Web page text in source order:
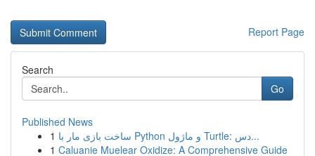
Report Page
Search
Go
Published News
1
ساخت بازی مار با Python و ماژول Turtle: دس...
1 Caluanie Muelear Oxidize: A Comprehensive Guide